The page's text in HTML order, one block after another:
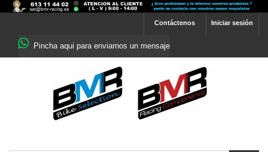
Iniciar sesión
Contáctenos
Pincha aqui para enviarnos un mensaje